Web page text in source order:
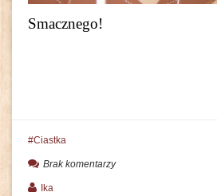
Smacznego!
Ciastka
Brak komentarzy
Ika